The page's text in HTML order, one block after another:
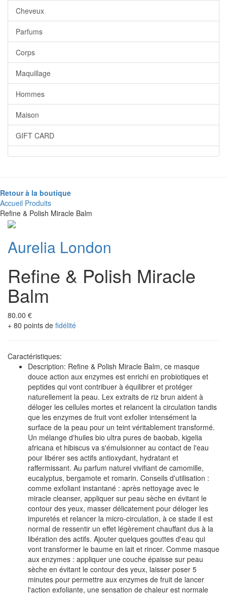
Cheveux
Parfums
Corps
Maquillage
Hommes
Maison
GIFT CARD
Retour à la boutique
Accueil Produits
Refine & Polish Miracle Balm
Aurelia London
Refine & Polish Miracle
Balm
80.00 €
+ 80 points de fidélité
Caractéristiques:
Description: Refine & Polish Miracle Balm, ce masque
douce action aux enzymes est enrichi en probiotiques et
peptides qui vont contribuer à équilibrer et protéger
naturellement la peau. Lex extraits de riz brun aident à
déloger les cellules mortes et relancent la circulation tandis
que les enzymes de fruit vont exfolier intensément la
surface de la peau pour un teint véritablement transformé.
Un mélange d'huiles bio ultra pures de baobab, kigelia
africana et hibiscus va s'émulsionner au contact de l'eau
pour libérer ses actifs antioxydant, hydratant et
raffermissant. Au parfum naturel vivifiant de camomille,
eucalyptus, bergamote et romarin. Conseils d'utilisation :
comme exfoliant instantané : après nettoyage avec le
miracle cleanser, appliquer sur peau sèche en évitant le
contour des yeux, masser délicatement pour déloger les
impuretés et relancer la micro-circulation, à ce stade il est
normal de ressentir un effet légèrement chauffant dus à la
libération des actifs. Ajouter quelques gouttes d'eau qui
vont transformer le baume en lait et rincer. Comme masque
aux enzymes : appliquer une couche épaisse sur peau
sèche en évitant le contour des yeux, laisser poser 5
minutes pour permettre aux enzymes de fruit de lancer
l'action exfoliante, une sensation de chaleur est normale